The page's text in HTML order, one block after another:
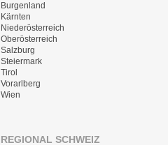
Burgenland
Kärnten
Niederösterreich
Oberösterreich
Salzburg
Steiermark
Tirol
Vorarlberg
Wien
REGIONAL SCHWEIZ